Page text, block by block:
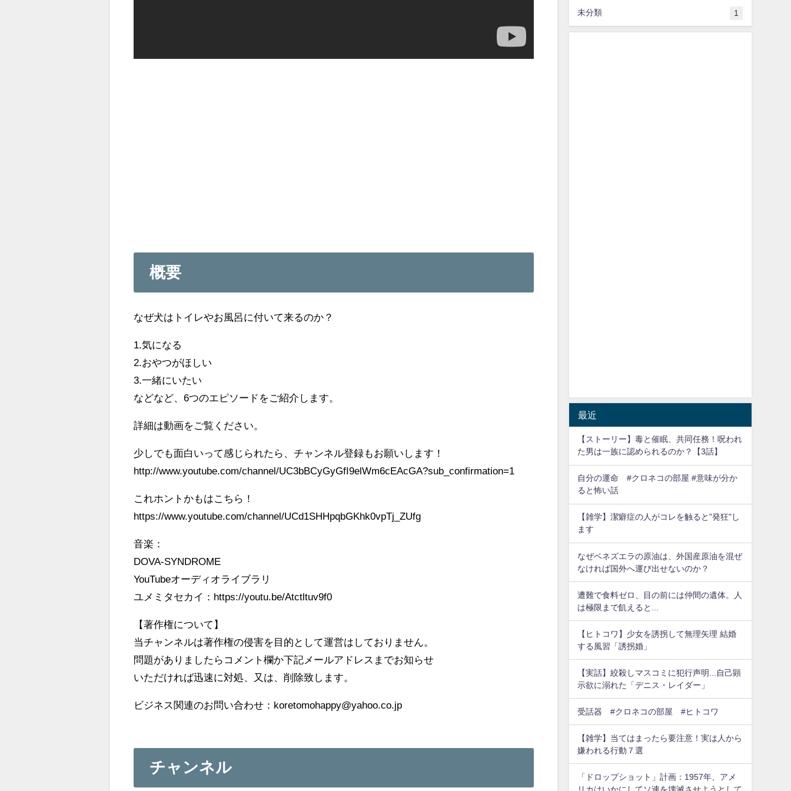
概要
なぜ犬はトイレやお風呂に付いて来るのか？
1.気になる
2.おやつがほしい
3.一緒にいたい
などなど、6つのエピソードをご紹介します。
詳細は動画をご覧ください。
少しでも面白いって感じられたら、チャンネル登録もお願いします！
http://www.youtube.com/channel/UC3bBCyGyGfI9elWm6cEAcGA?sub_confirmation=1
これホントかもはこちら！
https://www.youtube.com/channel/UCd1SHHpqbGKhk0vpTj_ZUfg
音楽：
DOVA-SYNDROME
YouTubeオーディオライブラリ
ユメミタセカイ：https://youtu.be/Atctltuv9f0
【著作権について】
当チャンネルは著作権の侵害を目的として運営はしておりません。
問題がありましたらコメント欄か下記メールアドレスまでお知らせ
いただければ迅速に対処、又は、削除致します。
ビジネス関連のお問い合わせ：koretomohappy@yahoo.co.jp
チャンネル
未分類 1
最近
【ストーリー】毒と催眠、共同任務！呪われ
た男は一族に認められるのか？【3話】
自分の運命 #クロネコの部屋 #意味が分か
ると怖い話
【雑学】潔癖症の人がコレを触ると"発狂"し
ます
なぜベネズエラの原油は、外国産原油を混ぜ
なければ国外へ運び出せないのか？
遭難で食料ゼロ、目の前には仲間の遺体。人
は極限まで飢えると...
【ヒトコワ】少女を誘拐して無理矢理 結婚
する風習「誘拐婚」
【実話】絞殺しマスコミに犯行声明...自己顕
示欲に溺れた「デニス・レイダー」
受話器 #クロネコの部屋 #ヒトコワ
【雑学】当てはまったら要注意！実は人から
嫌われる行動７選
「ドロップショット」計画：1957年、アメ
リカはいかにしてソ連を壊滅させようとして